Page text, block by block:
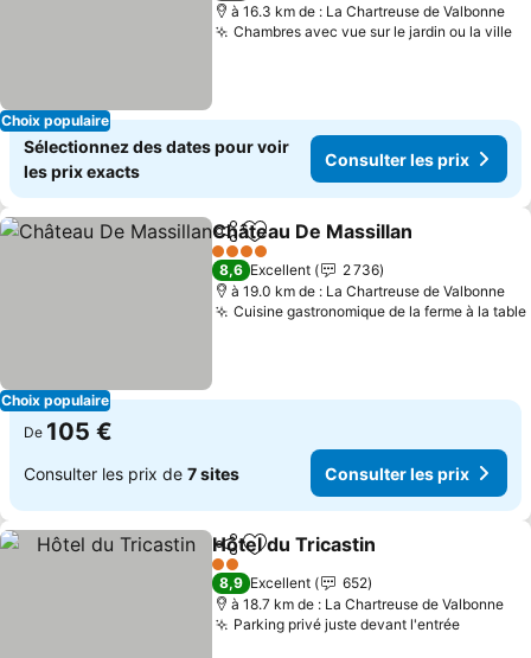
Choix populaire
à 16.3 km de : La Chartreuse de Valbonne
Chambres avec vue sur le jardin ou la ville
Sélectionnez des dates pour voir
les prix exacts
Consulter les prix
Choix populaire
PartagerAjouter à mes favoris
Château De Massillan
4 Étoiles
8,6 Excellent
2 736
à 19.0 km de : La Chartreuse de Valbonne
Cuisine gastronomique de la ferme à la table
De 105 €
Consulter les prix de 7 sites Consulter les prix
PartagerAjouter à mes favoris
Hôtel du Tricastin
2 Étoiles
8,9 Excellent
652
à 18.7 km de : La Chartreuse de Valbonne
Parking privé juste devant l'entrée